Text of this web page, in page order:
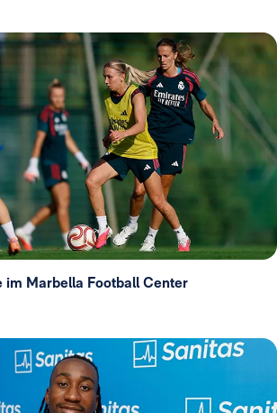
im Marbella Football Center